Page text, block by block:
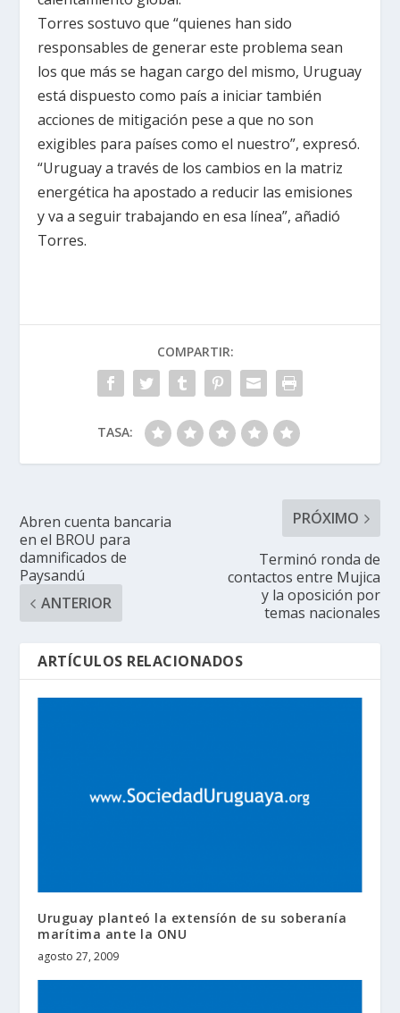
Torres sostuvo que “quienes han sido
responsables de generar este problema sean
los que más se hagan cargo del mismo, Uruguay
está dispuesto como país a iniciar también
acciones de mitigación pese a que no son
exigibles para países como el nuestro”, expresó.
“Uruguay a través de los cambios en la matriz
energética ha apostado a reducir las emisiones
y va a seguir trabajando en esa línea”, añadió
Torres.
COMPARTIR:
TASA:
Abren cuenta bancaria
en el BROU para
damnificados de
Paysandú
ANTERIOR
PRÓXIMO
Terminó ronda de
contactos entre Mujica
y la oposición por
temas nacionales
ARTÍCULOS RELACIONADOS
Uruguay planteó la extensíón de su soberanía
marítima ante la ONU
agosto 27, 2009